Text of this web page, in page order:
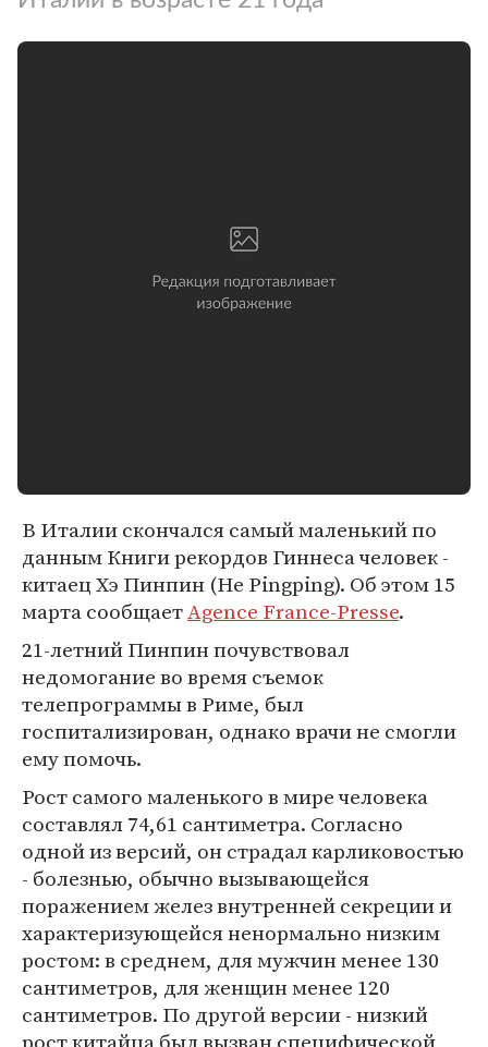
В Италии скончался самый маленький по
данным Книги рекордов Гиннеса человек -
китаец Хэ Пинпин (He Pingping). Об этом 15
марта сообщаетAgence France-Presse.
21-летний Пинпин почувствовал
недомогание во время съемок
телепрограммы в Риме, был
госпитализирован, однако врачи не смогли
ему помочь.
Рост самого маленького в мире человека
составлял 74,61 сантиметра. Согласно
одной из версий, он страдал карликовостью
- болезнью, обычно вызывающейся
поражением желез внутренней секреции и
характеризующейся ненормально низким
ростом: в среднем, для мужчин менее 130
сантиметров, для женщин менее 120
сантиметров. По другой версии - низкий